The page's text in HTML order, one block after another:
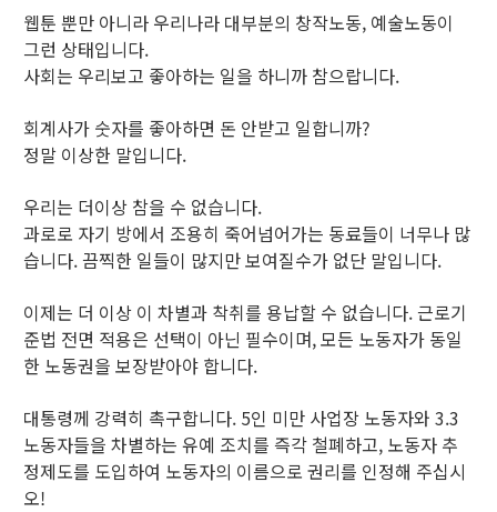
웹툰 뿐만 아니라 우리나라 대부분의 창작노동, 예술노동이
그런 상태입니다.
사회는 우리보고 좋아하는 일을 하니까 참으랍니다.
회계사가 숫자를 좋아하면 돈 안받고 일합니까?
정말 이상한 말입니다.
우리는 더이상 참을 수 없습니다.
과로로 자기 방에서 조용히 죽어넘어가는 동료들이 너무나 많
습니다. 끔찍한 일들이 많지만 보여질수가 없단 말입니다.
이제는 더 이상 이 차별과 착취를 용납할 수 없습니다. 근로기
준법 전면 적용은 선택이 아닌 필수이며, 모든 노동자가 동일
한 노동권을 보장받아야 합니다.
대통령께 강력히 촉구합니다. 5인 미만 사업장 노동자와 3.3
노동자들을 차별하는 유예 조치를 즉각 철폐하고, 노동자 추
정제도를 도입하여 노동자의 이름으로 권리를 인정해 주십시
오!